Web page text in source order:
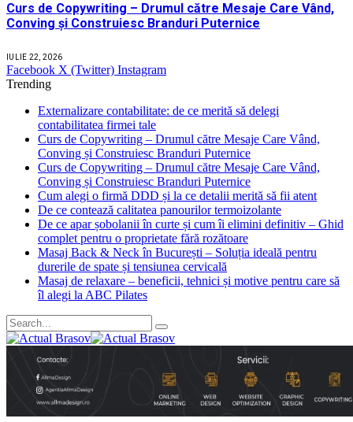
Curs de Copywriting – Drumul către Mesaje Care Vând,
Conving și Construiesc Branduri Puternice
IULIE 22, 2026
Facebook X (Twitter) Instagram
Trending
Externalizare contabilitate: de ce merită să delegi
contabilitatea firmei tale
Curs de Copywriting – Drumul către Mesaje Care Vând,
Conving și Construiesc Branduri Puternice
Curs de Copywriting – Drumul către Mesaje Care Vând,
Conving și Construiesc Branduri Puternice
Cum alegi o firmă DDD și la ce detalii merită să fii atent
De ce contează calitatea panourilor termoizolante
De ce apar șobolanii în curte și cum îi elimini definitiv – Ghid
complet pentru o proprietate fără rozătoare
Masaj Back & Neck în București – Soluția ideală pentru
durerile de spate și tensiunea cervicală
Masaj de relaxare – beneficii, tehnici și motive pentru care să
îl alegi la ABC Pilates